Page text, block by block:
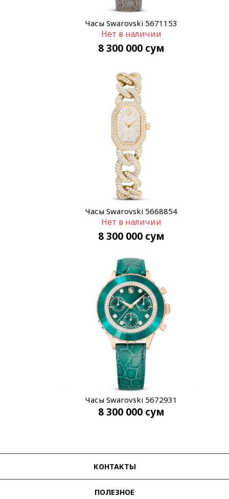
Часы Swarovski 5671153
Нет в наличии
8 300 000 сум
Часы Swarovski 5668854
Нет в наличии
8 300 000 сум
Часы Swarovski 5672931
8 300 000 сум
КОНТАКТЫ
ПОЛЕЗНОЕ